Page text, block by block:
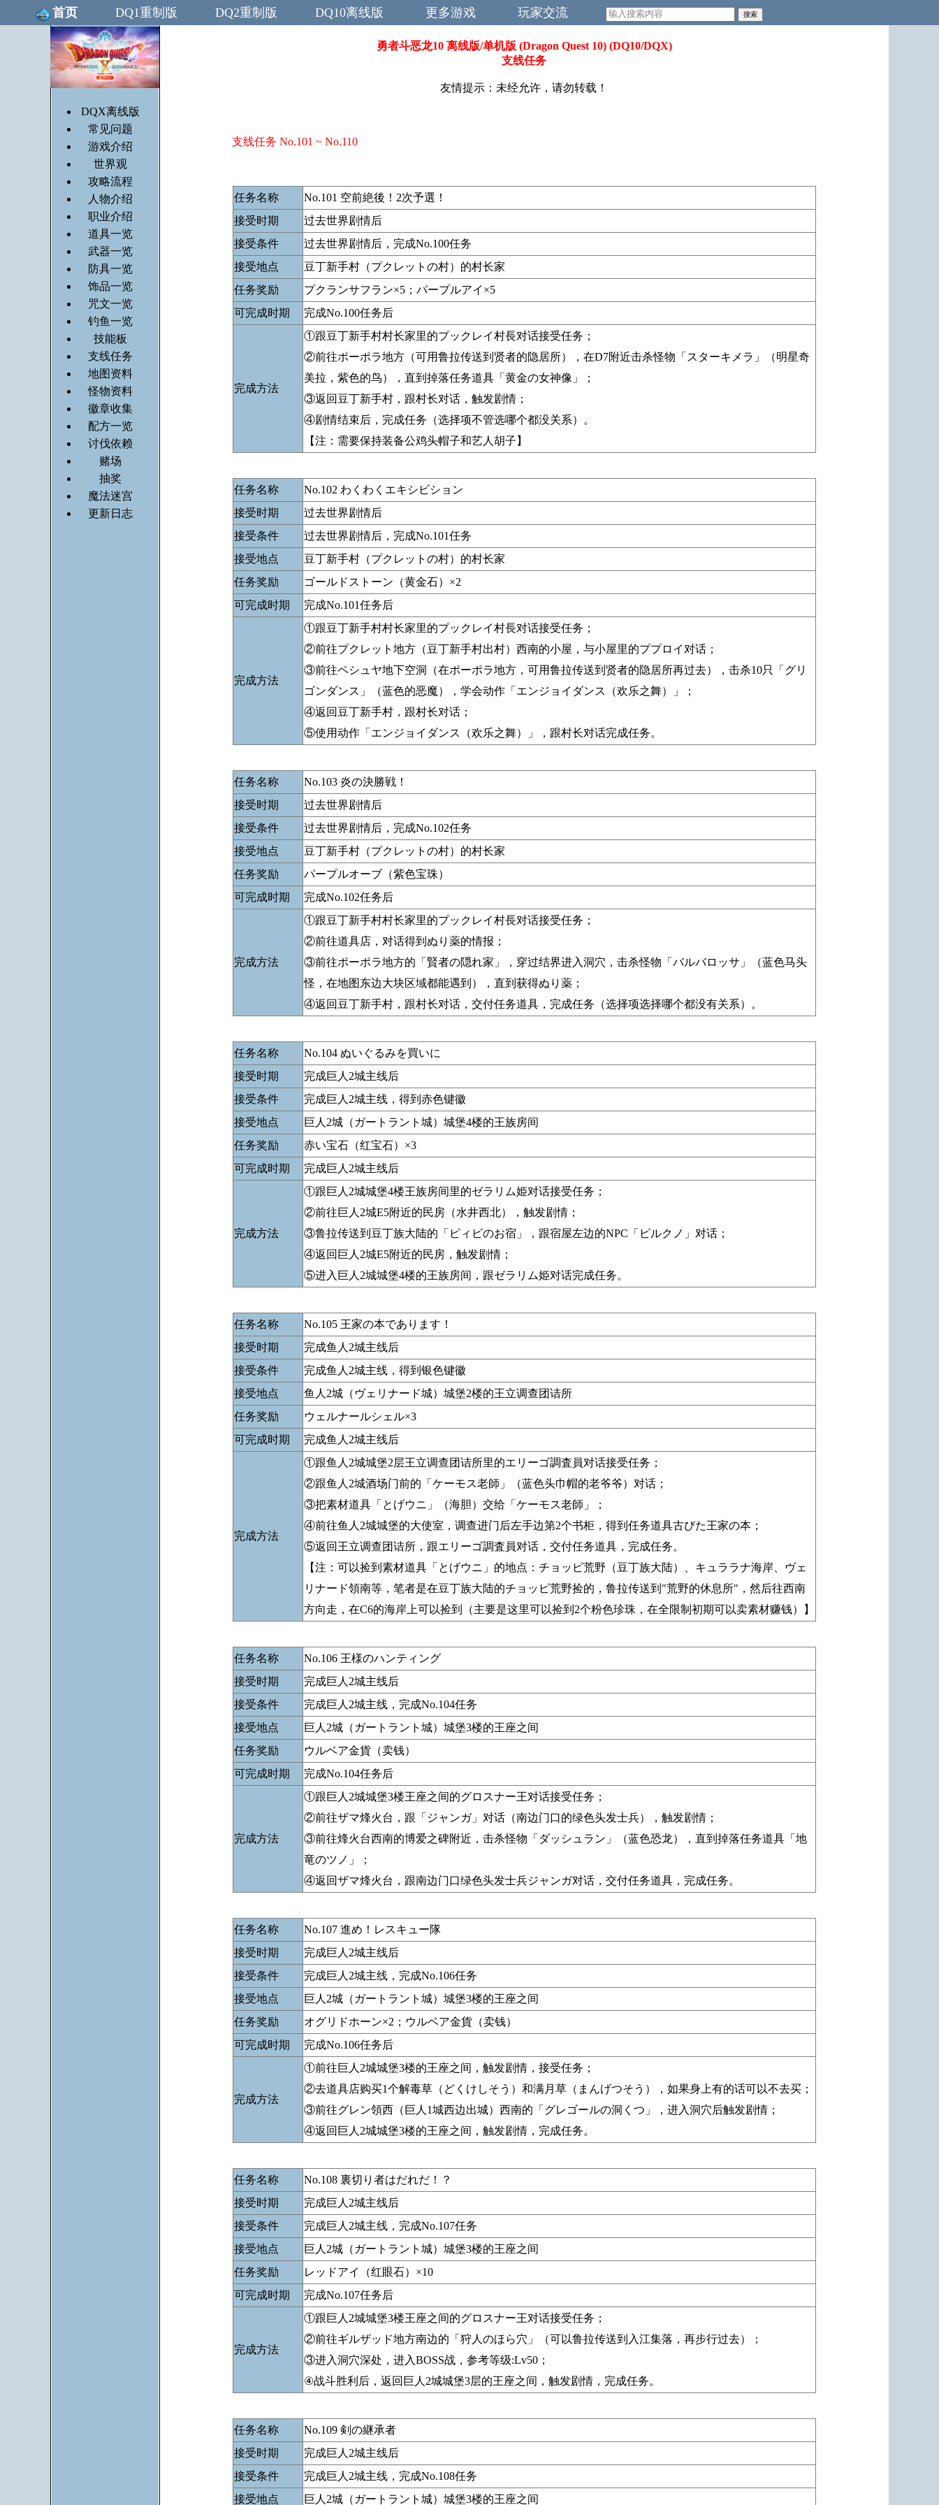
首页 DQ1重制版 DQ2重制版 DQ10离线版 更多游戏 玩家交流
DQX离线版
常见问题
游戏介绍
世界观
攻略流程
人物介绍
职业介绍
道具一览
武器一览
防具一览
饰品一览
咒文一览
钓鱼一览
技能板
支线任务
地图资料
怪物资料
徽章收集
配方一览
讨伐依赖
赌场
抽奖
魔法迷宫
更新日志
勇者斗恶龙10 离线版/单机版 (Dragon Quest 10) (DQ10/DQX)
支线任务
友情提示：未经允许，请勿转载！
支线任务 No.101 ~ No.110
任务名称
No.101 空前絶後！2次予選！
接受时期
过去世界剧情后
接受条件
过去世界剧情后，完成No.100任务
接受地点
豆丁新手村（プクレットの村）的村长家
任务奖励
プクランサフラン×5；パープルアイ×5
可完成时期
完成No.100任务后
完成方法
①跟豆丁新手村村长家里的プックレイ村長对话接受任务；
②前往ポーポラ地方（可用鲁拉传送到贤者的隐居所），在D7附近击杀怪物「スターキメラ」（明星奇
美拉，紫色的鸟），直到掉落任务道具「黄金の女神像」；
③返回豆丁新手村，跟村长对话，触发剧情；
④剧情结束后，完成任务（选择项不管选哪个都没关系）。
【注：需要保持装备公鸡头帽子和艺人胡子】
任务名称
No.102 わくわくエキシビション
接受时期
过去世界剧情后
接受条件
过去世界剧情后，完成No.101任务
接受地点
豆丁新手村（プクレットの村）的村长家
任务奖励
ゴールドストーン（黄金石）×2
可完成时期
完成No.101任务后
完成方法
①跟豆丁新手村村长家里的プックレイ村長对话接受任务；
②前往プクレット地方（豆丁新手村出村）西南的小屋，与小屋里的ププロイ对话；
③前往ペシュヤ地下空洞（在ポーポラ地方，可用鲁拉传送到贤者的隐居所再过去），击杀10只「グリ
ゴンダンス」（蓝色的恶魔），学会动作「エンジョイダンス（欢乐之舞）」；
④返回豆丁新手村，跟村长对话；
⑤使用动作「エンジョイダンス（欢乐之舞）」，跟村长对话完成任务。
任务名称
No.103 炎の決勝戦！
接受时期
过去世界剧情后
接受条件
过去世界剧情后，完成No.102任务
接受地点
豆丁新手村（プクレットの村）的村长家
任务奖励
パープルオーブ（紫色宝珠）
可完成时期
完成No.102任务后
完成方法
①跟豆丁新手村村长家里的プックレイ村長对话接受任务；
②前往道具店，对话得到ぬり薬的情报；
③前往ポーポラ地方的「賢者の隠れ家」，穿过结界进入洞穴，击杀怪物「バルバロッサ」（蓝色马头
怪，在地图东边大块区域都能遇到），直到获得ぬり薬；
④返回豆丁新手村，跟村长对话，交付任务道具，完成任务（选择项选择哪个都没有关系）。
任务名称
No.104 ぬいぐるみを買いに
接受时期
完成巨人2城主线后
接受条件
完成巨人2城主线，得到赤色键徽
接受地点
巨人2城（ガートラント城）城堡4楼的王族房间
任务奖励
赤い宝石（红宝石）×3
可完成时期
完成巨人2城主线后
完成方法
①跟巨人2城城堡4楼王族房间里的ゼラリム姫对话接受任务；
②前往巨人2城E5附近的民房（水井西北），触发剧情；
③鲁拉传送到豆丁族大陆的「ピィピのお宿」，跟宿屋左边的NPC「ピルクノ」对话；
④返回巨人2城E5附近的民房，触发剧情；
⑤进入巨人2城城堡4楼的王族房间，跟ゼラリム姫对话完成任务。
任务名称
No.105 王家の本であります！
接受时期
完成鱼人2城主线后
接受条件
完成鱼人2城主线，得到银色键徽
接受地点
鱼人2城（ヴェリナード城）城堡2楼的王立调查团诘所
任务奖励
ウェルナールシェル×3
可完成时期
完成鱼人2城主线后
完成方法
①跟鱼人2城城堡2层王立调查团诘所里的エリーゴ調査員对话接受任务；
②跟鱼人2城酒场门前的「ケーモス老師」（蓝色头巾帽的老爷爷）对话；
③把素材道具「とげウニ」（海胆）交给「ケーモス老師」；
④前往鱼人2城城堡的大使室，调查进门后左手边第2个书柜，得到任务道具古びた王家の本；
⑤返回王立调查团诘所，跟エリーゴ調査員对话，交付任务道具，完成任务。
【注：可以捡到素材道具「とげウニ」的地点：チョッピ荒野（豆丁族大陆）、キュララナ海岸、ヴェ
リナード領南等，笔者是在豆丁族大陆的チョッピ荒野捡的，鲁拉传送到"荒野的休息所"，然后往西南
方向走，在C6的海岸上可以捡到（主要是这里可以捡到2个粉色珍珠，在全限制初期可以卖素材赚钱）】
任务名称
No.106 王様のハンティング
接受时期
完成巨人2城主线后
接受条件
完成巨人2城主线，完成No.104任务
接受地点
巨人2城（ガートラント城）城堡3楼的王座之间
任务奖励
ウルベア金貨（卖钱）
可完成时期
完成No.104任务后
完成方法
①跟巨人2城城堡3楼王座之间的グロスナー王对话接受任务；
②前往ザマ烽火台，跟「ジャンガ」对话（南边门口的绿色头发士兵），触发剧情；
③前往烽火台西南的博爱之碑附近，击杀怪物「ダッシュラン」（蓝色恐龙），直到掉落任务道具「地
竜のツノ」；
④返回ザマ烽火台，跟南边门口绿色头发士兵ジャンガ对话，交付任务道具，完成任务。
任务名称
No.107 進め！レスキュー隊
接受时期
完成巨人2城主线后
接受条件
完成巨人2城主线，完成No.106任务
接受地点
巨人2城（ガートラント城）城堡3楼的王座之间
任务奖励
オグリドホーン×2；ウルベア金貨（卖钱）
可完成时期
完成No.106任务后
完成方法
①前往巨人2城城堡3楼的王座之间，触发剧情，接受任务；
②去道具店购买1个解毒草（どくけしそう）和满月草（まんげつそう），如果身上有的话可以不去买；
③前往グレン領西（巨人1城西边出城）西南的「グレゴールの洞くつ」，进入洞穴后触发剧情；
④返回巨人2城城堡3楼的王座之间，触发剧情，完成任务。
任务名称
No.108 裏切り者はだれだ！？
接受时期
完成巨人2城主线后
接受条件
完成巨人2城主线，完成No.107任务
接受地点
巨人2城（ガートラント城）城堡3楼的王座之间
任务奖励
レッドアイ（红眼石）×10
可完成时期
完成No.107任务后
完成方法
①跟巨人2城城堡3楼王座之间的グロスナー王对话接受任务；
②前往ギルザッド地方南边的「狩人のほら穴」（可以鲁拉传送到入江集落，再步行过去）；
③进入洞穴深处，进入BOSS战，参考等级:Lv50；
④战斗胜利后，返回巨人2城城堡3层的王座之间，触发剧情，完成任务。
任务名称
No.109 剣の継承者
接受时期
完成巨人2城主线后
接受条件
完成巨人2城主线，完成No.108任务
接受地点
巨人2城（ガートラント城）城堡3楼的王座之间